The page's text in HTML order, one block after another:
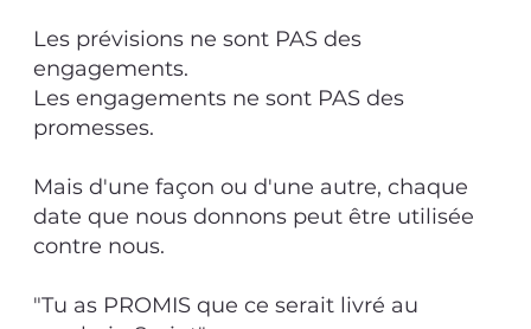
Les prévisions ne sont PAS des
engagements.
Les engagements ne sont PAS des
promesses.
Mais d'une façon ou d'une autre, chaque
date que nous donnons peut être utilisée
contre nous.
"Tu as PROMIS que ce serait livré au